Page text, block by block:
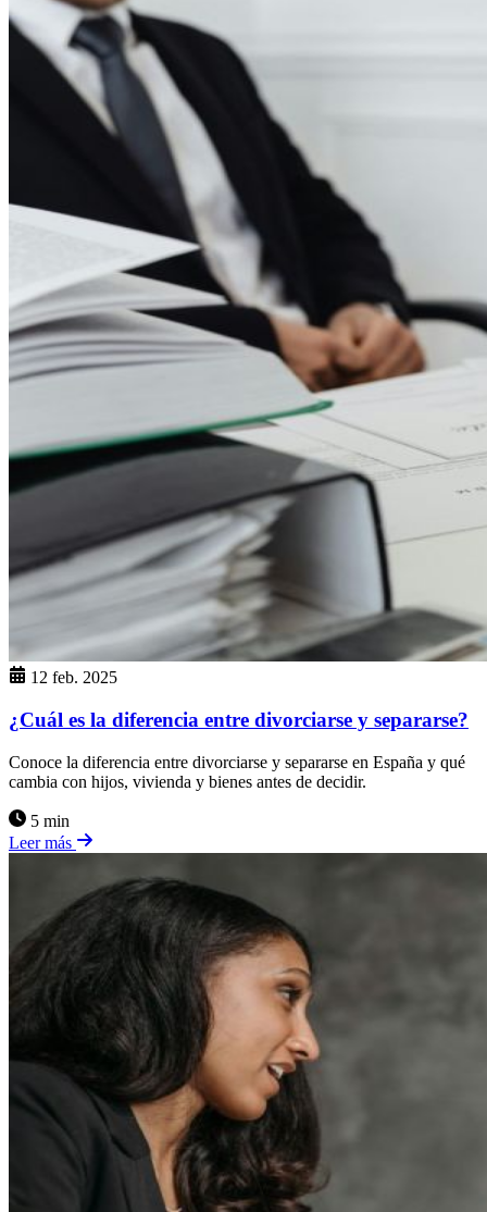
12 feb. 2025
¿Cuál es la diferencia entre divorciarse y separarse?
Conoce la diferencia entre divorciarse y separarse en España y qué
cambia con hijos, vivienda y bienes antes de decidir.
5 min
Leer más